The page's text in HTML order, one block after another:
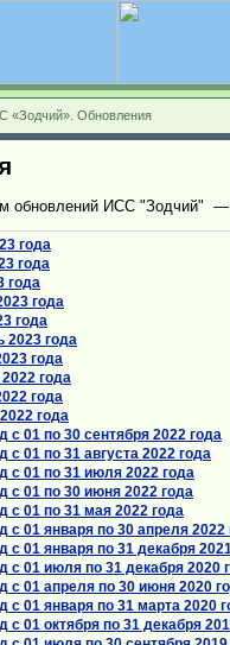
«Зодчий». Обновления
обновлений ИСС "Зодчий"
года
года
года
года
года
года
года
года
года
года
01 по 30 сентября 2022 года
01 по 31 августа 2022 года
с 01 по 31 июля 2022 года
01 по 30 июня 2022 года
01 по 31 мая 2022 года
01 января по 30 апреля 2022
01 января по 31 декабря
01 июля по 31 декабря 2020
01 апреля по 30 июня 2020
01 января по 31 марта 2020
01 октября по 31 декабря